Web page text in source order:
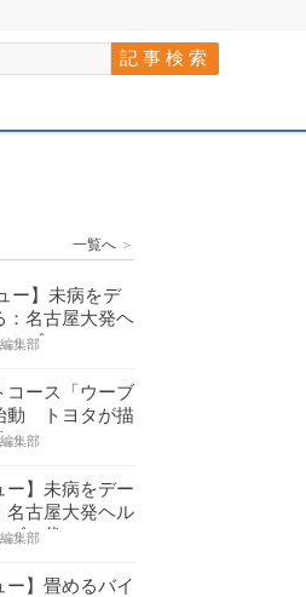
一覧へ ＞
ー】未病をデ
：名古屋大発ヘ
ムズの…
集部
コース「ウーブ
動 トヨタが描
ティの…
集部
ー】未病をデー
名古屋大発ヘル
ズの代…
集部
ー】畳めるバイ